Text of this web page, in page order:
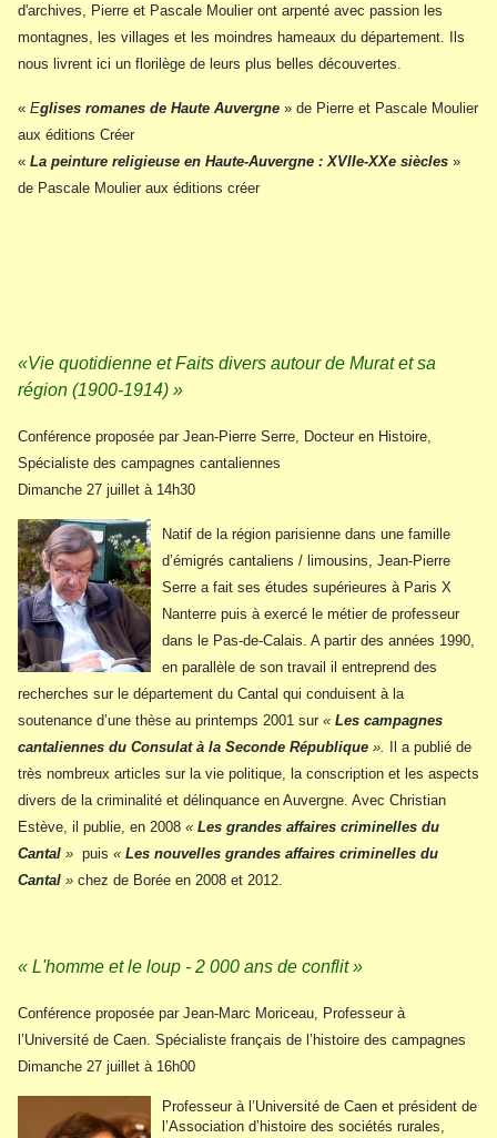
d'archives, Pierre et Pascale Moulier ont arpenté avec passion les
montagnes, les villages et les moindres hameaux du département. Ils
nous livrent ici un florilège de leurs plus belles découvertes.
« Eglises romanes de Haute Auvergne » de Pierre et Pascale Moulier
aux éditions Créer
« La peinture religieuse en Haute-Auvergne : XVIIe-XXe siècles »
de Pascale Moulier aux éditions créer
«Vie quotidienne et Faits divers autour de Murat et sa
région (1900-1914) »
Conférence proposée par Jean-Pierre Serre, Docteur en Histoire,
Spécialiste des campagnes cantaliennes
Dimanche 27 juillet à 14h30
Natif de la région parisienne dans une famille
d’émigrés cantaliens / limousins, Jean-Pierre
Serre a fait ses études supérieures à Paris X
Nanterre puis à exercé le métier de professeur
dans le Pas-de-Calais. A partir des années 1990,
en parallèle de son travail il entreprend des
recherches sur le département du Cantal qui conduisent à la
soutenance d’une thèse au printemps 2001 sur « Les campagnes
cantaliennes du Consulat à la Seconde République ». Il a publié de
très nombreux articles sur la vie politique, la conscription et les aspects
divers de la criminalité et délinquance en Auvergne. Avec Christian
Estève, il publie, en 2008 « Les grandes affaires criminelles du
Cantal » puis « Les nouvelles grandes affaires criminelles du
Cantal » chez de Borée en 2008 et 2012.
« L'homme et le loup - 2 000 ans de conflit »
Conférence proposée par Jean-Marc Moriceau, Professeur à
l’Université de Caen. Spécialiste français de l’histoire des campagnes
Dimanche 27 juillet à 16h00
Professeur à l’Université de Caen et président de
l’Association d’histoire des sociétés rurales,